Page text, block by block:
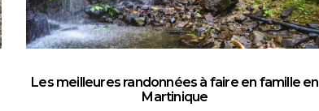
Les meilleures randonnées à faire en famille en
Martinique